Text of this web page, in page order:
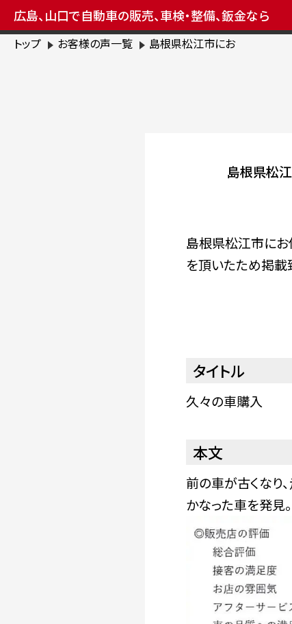
広島、山口で自動車の販売、車検・整備、鈑金なら
トップ お客様の声一覧 島根県松江市にお
島根県松江
島根県松江市にお
を頂いたため掲載
タイトル
久々の車購入
本文
前の車が古くなり
かなった車を発見